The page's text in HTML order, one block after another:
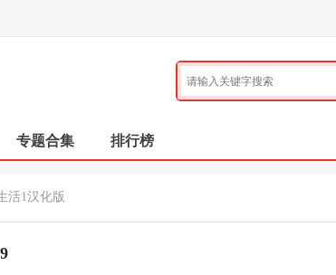
专题合集 排行榜
活1汉化版